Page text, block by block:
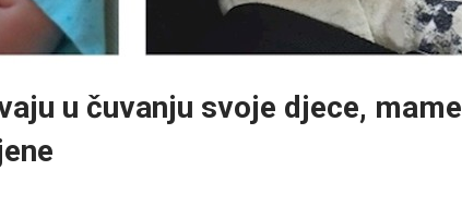
u čuvanju svoje djece, mame